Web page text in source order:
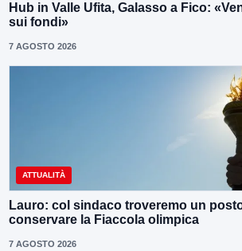
Hub in Valle Ufita, Galasso a Fico:
sui fondi»
7 AGOSTO 2026
ATTUALITÀ
Lauro: col sindaco troveremo un
conservare la Fiaccola olimpica
7 AGOSTO 2026